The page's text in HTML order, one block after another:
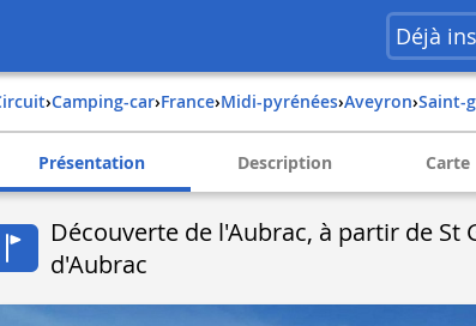
Déjà
Circuit› Camping-car› france› midi-pyrénées› aveyron› saint-
Présentation Description Carte
Découverte de l'Aubrac, à partir de St
d'Aubrac